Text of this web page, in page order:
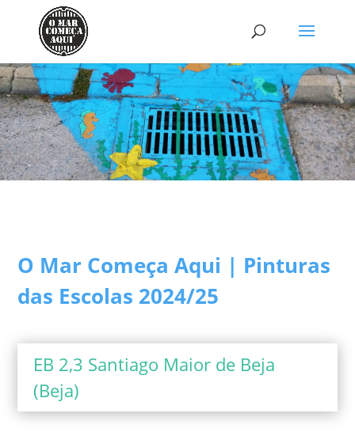
O Mar Começa Aqui | Pinturas
das Escolas 2024/25
EB 2,3 Santiago Maior de Beja
(Beja)